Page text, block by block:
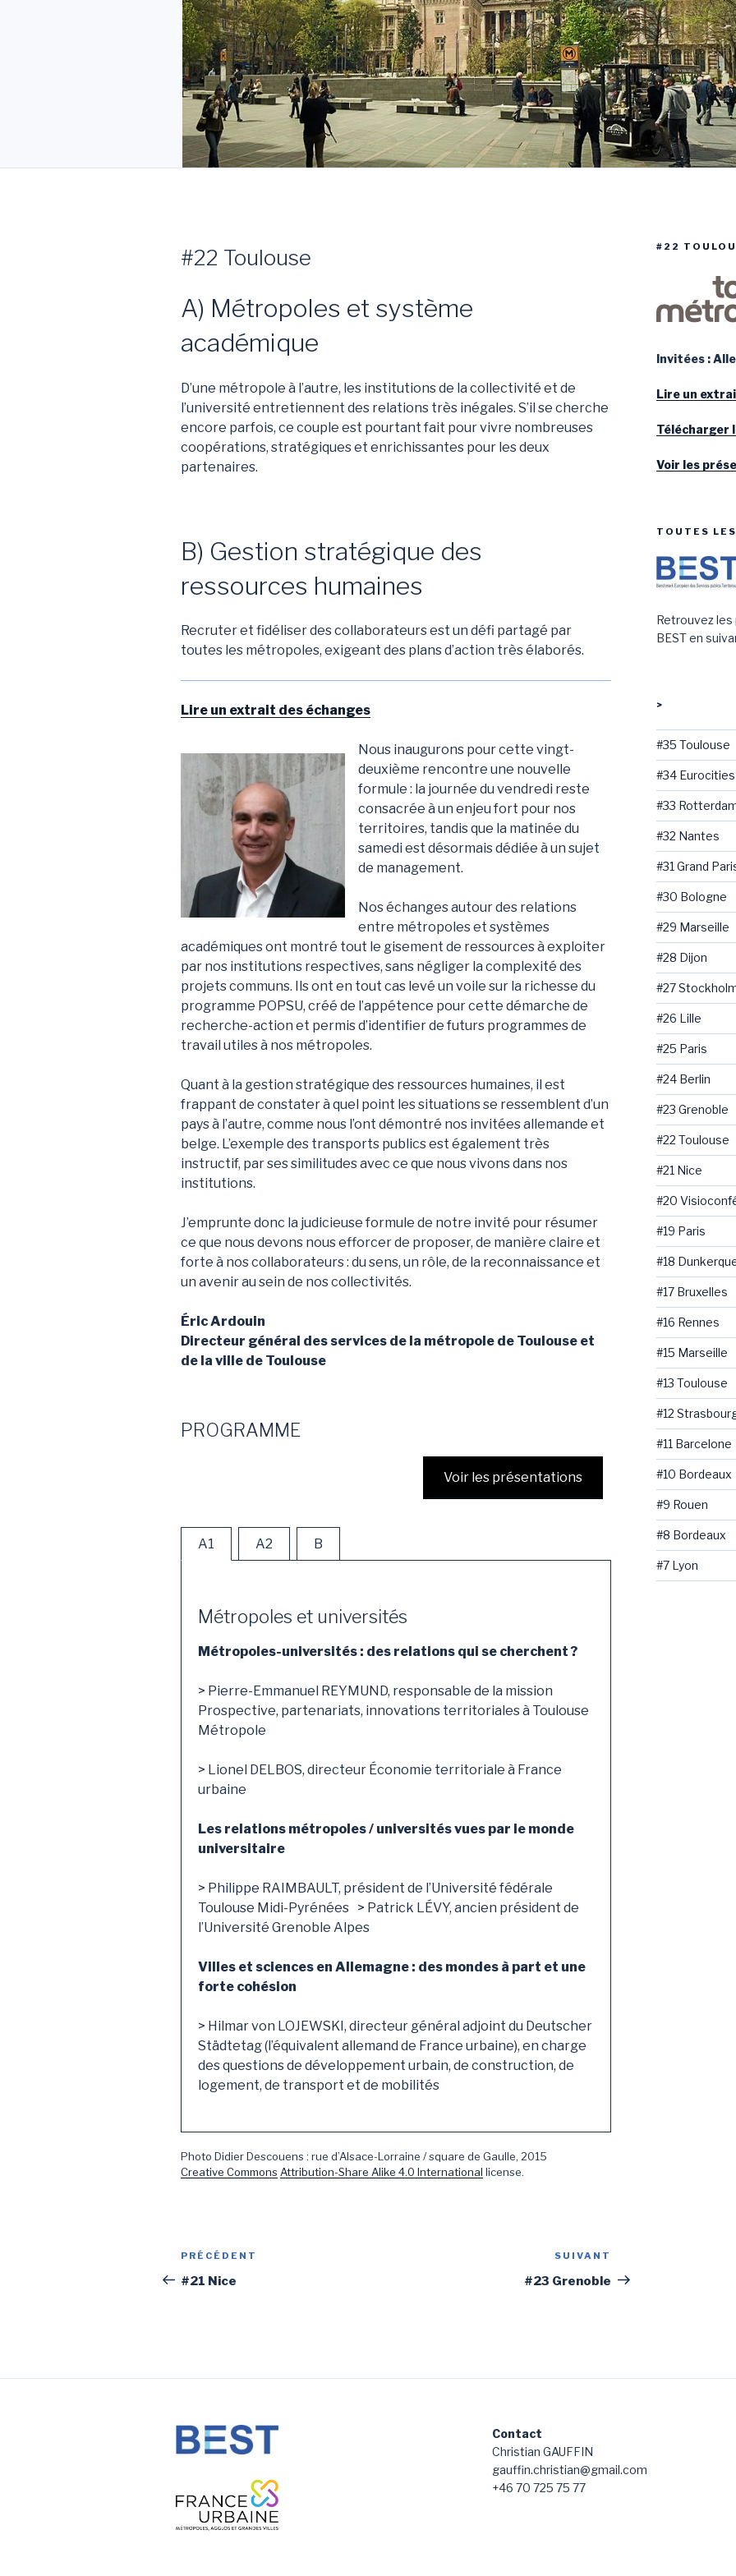
#22 Toulouse
A) Métropoles et système
académique
D’une métropole à l’autre, les institutions de la collectivité et de
l’université entretiennent des relations très inégales. S’il se cherche
encore parfois, ce couple est pourtant fait pour vivre nombreuses
coopérations, stratégiques et enrichissantes pour les deux
partenaires.
B) Gestion stratégique des
ressources humaines
Recruter et fidéliser des collaborateurs est un défi partagé par
toutes les métropoles, exigeant des plans d’action très élaborés.
Lire un extrait des échanges
Nous inaugurons pour cette vingt-
deuxième rencontre une nouvelle
formule : la journée du vendredi reste
consacrée à un enjeu fort pour nos
territoires, tandis que la matinée du
samedi est désormais dédiée à un sujet
de management.
Nos échanges autour des relations
entre métropoles et systèmes
académiques ont montré tout le gisement de ressources à exploiter
par nos institutions respectives, sans négliger la complexité des
projets communs. Ils ont en tout cas levé un voile sur la richesse du
programme POPSU, créé de l’appétence pour cette démarche de
recherche-action et permis d’identifier de futurs programmes de
travail utiles à nos métropoles.
Quant à la gestion stratégique des ressources humaines, il est
frappant de constater à quel point les situations se ressemblent d’un
pays à l’autre, comme nous l’ont démontré nos invitées allemande et
belge. L’exemple des transports publics est également très
instructif, par ses similitudes avec ce que nous vivons dans nos
institutions.
J’emprunte donc la judicieuse formule de notre invité pour résumer
ce que nous devons nous efforcer de proposer, de manière claire et
forte à nos collaborateurs : du sens, un rôle, de la reconnaissance et
un avenir au sein de nos collectivités.
Éric Ardouin
Directeur général des services de la métropole de Toulouse et
de la ville de Toulouse
PROGRAMME
Voir les présentations
A1 A2 B
Métropoles et universités
Métropoles-universités : des relations qui se cherchent ?
> Pierre-Emmanuel REYMUND, responsable de la mission
Prospective, partenariats, innovations territoriales à Toulouse
Métropole
> Lionel DELBOS, directeur Économie territoriale à France
urbaine
Les relations métropoles / universités vues par le monde
universitaire
> Philippe RAIMBAULT, président de l’Université fédérale
Toulouse Midi-Pyrénées > Patrick LÉVY, ancien président de
l’Université Grenoble Alpes
Villes et sciences en Allemagne : des mondes à part et une
forte cohésion
> Hilmar von LOJEWSKI, directeur général adjoint du Deutscher
Städtetag (l’équivalent allemand de France urbaine), en charge
des questions de développement urbain, de construction, de
logement, de transport et de mobilités
Photo Didier Descouens : rue d’Alsace-Lorraine / square de Gaulle, 2015
Creative Commons Attribution-Share Alike 4.0 International license.
Navigation
de
Article
précédent
PRÉCÉDENT
#21 Nice
suivant
SUIVANT
#23 Grenoble
#22
Invitées :
Lire un
Télécharger
Voir les
TOUTES
Retrouvez
BEST en
>
#35 Toulouse
#34 Eurocities
#33
#32 Nantes
#31 Grand
#30 Bologne
#29 Marseille
#28 Dijon
#27
#26 Lille
#25 Paris
#24 Berlin
#23 Grenoble
#22 Toulouse
#21 Nice
#20
#19 Paris
#18
#17 Bruxelles
#16 Rennes
#15 Marseille
#13 Toulouse
#12
#11 Barcelone
#10 Bordeaux
#9 Rouen
#8 Bordeaux
#7 Lyon
Contact
Christian GAUFFIN
gauffin.christian@gmail.com
+46 70 725 75 77